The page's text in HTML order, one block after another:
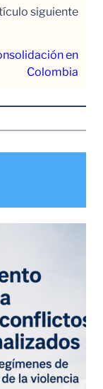
siguiente
en
Colombia